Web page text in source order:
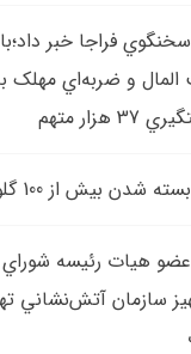
المال و ضربه‌اي مهلک
هزار متهم
بسته شدن بيش از 100 گلوگاه فساد در کشور
عضو هيات رئيسه شوراي
سازمان آتش‌نشاني